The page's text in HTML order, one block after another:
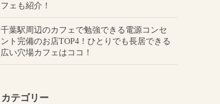
フェも紹介！
千葉駅周辺のカフェで勉強できる電源コンセ
ント完備のお店TOP4！ひとりでも長居できる
広い穴場カフェはココ！
カテゴリー